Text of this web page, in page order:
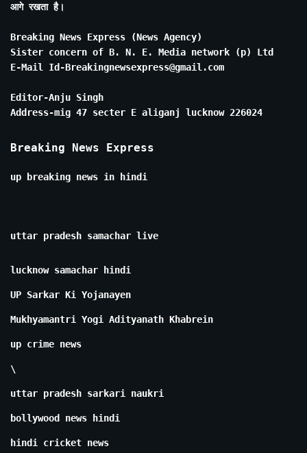
आगे रखता है।
Breaking News Express (News Agency)
Sister concern of B. N. E. Media network (p) Ltd
E-Mail Id-Breakingnewsexpress@gmail.com
Editor-Anju Singh
Address-mig 47 secter E aliganj lucknow 226024
Breaking News Express
up breaking news in hindi
uttar pradesh samachar live
lucknow samachar hindi
UP Sarkar Ki Yojanayen
Mukhyamantri Yogi Adityanath Khabrein
up crime news
\
uttar pradesh sarkari naukri
bollywood news hindi
hindi cricket news